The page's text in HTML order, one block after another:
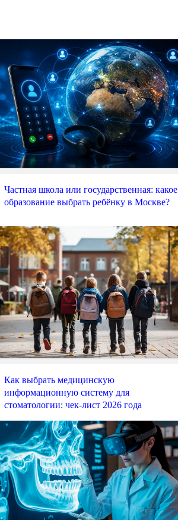
Частная школа или государственная: какое
образование выбрать ребёнку в Москве?
Как выбрать медицинскую
информационную систему для
стоматологии: чек-лист 2026 года